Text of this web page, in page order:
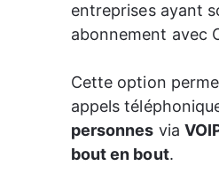
entreprises ayant
abonnement avec
Cette option
appels
personnes via
bout en bout.